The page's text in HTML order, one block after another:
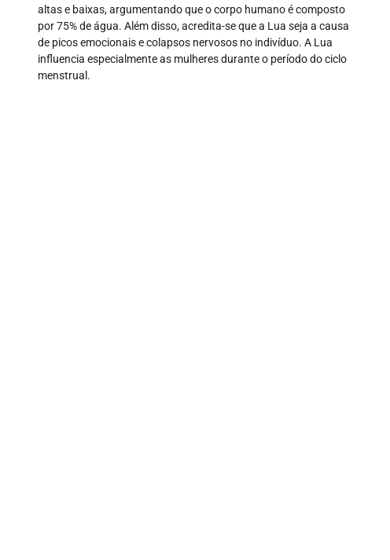
altas e baixas, argumentando que o corpo humano é composto
por 75% de água. Além disso, acredita-se que a Lua seja a causa
de picos emocionais e colapsos nervosos no indivíduo. A Lua
influencia especialmente as mulheres durante o período do ciclo
menstrual.